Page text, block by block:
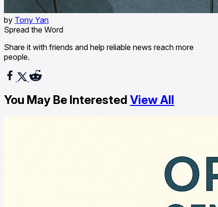
by Tony Yan
Spread the Word
Share it with friends and help reliable news reach more
people.
You May Be Interested View All